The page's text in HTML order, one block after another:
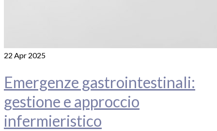
22 Apr 2025
Emergenze gastrointestinali:
gestione e approccio
infermieristico